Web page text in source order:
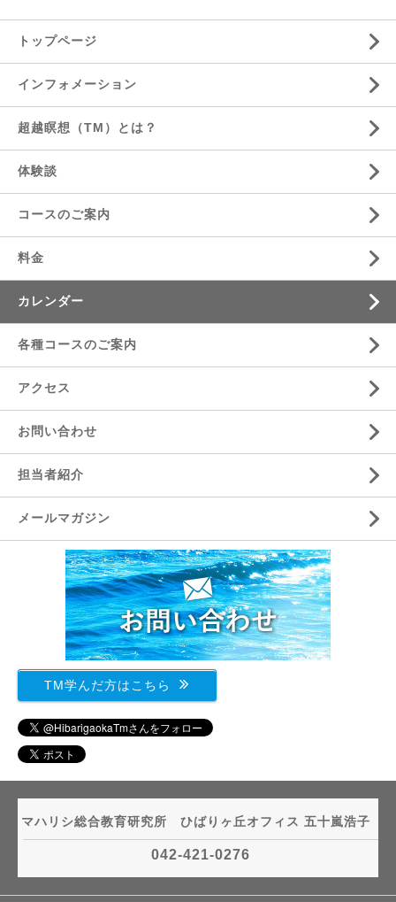
トップページ
インフォメーション
超越瞑想（TM）とは？
体験談
コースのご案内
料金
カレンダー
各種コースのご案内
アクセス
お問い合わせ
担当者紹介
メールマガジン
TM学んだ方はこちら
マハリシ総合教育研究所 ひばりヶ丘オフィス 五十嵐浩子
042-421-0276